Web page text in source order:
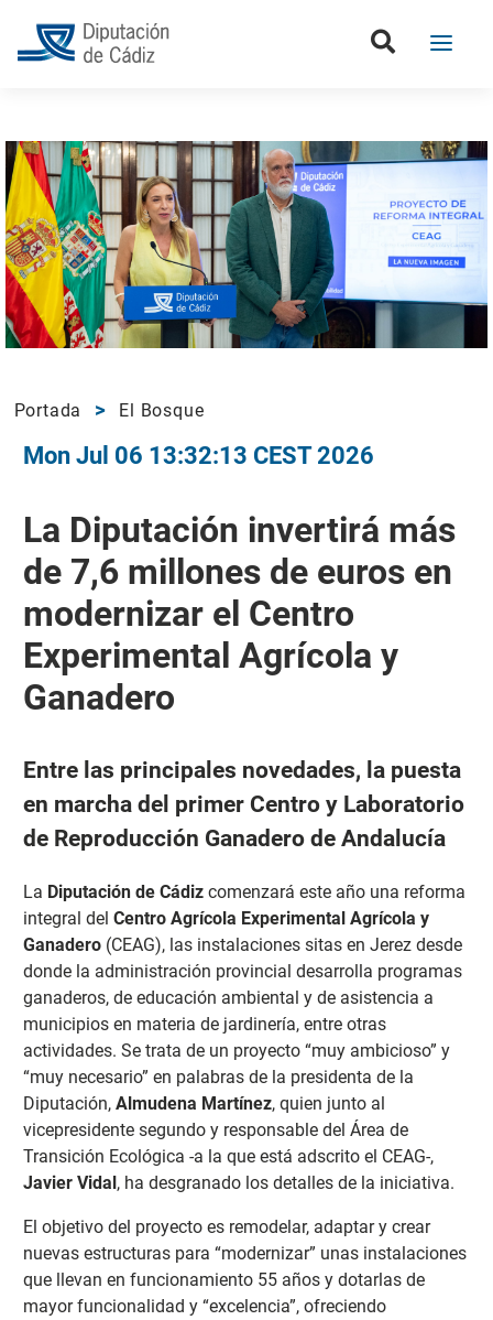
Portada El Bosque
Mon Jul 06 13:32:13 CEST 2026
La Diputación invertirá más
de 7,6 millones de euros en
modernizar el Centro
Experimental Agrícola y
Ganadero
Entre las principales novedades, la puesta
en marcha del primer Centro y Laboratorio
de Reproducción Ganadero de Andalucía
La Diputación de Cádizcomenzará este año una reforma
integral del Centro Agrícola Experimental Agrícola y
Ganadero(CEAG), las instalaciones sitas en Jerez desde
donde la administración provincial desarrolla programas
ganaderos, de educación ambiental y de asistencia a
municipios en materia de jardinería, entre otras
actividades. Se trata de un proyecto “muy ambicioso” y
“muy necesario” en palabras de la presidenta de la
Diputación, Almudena Martínez, quien junto al
vicepresidente segundo y responsable del Área de
Transición Ecológica -a la que está adscrito el CEAG-,
Javier Vidal, ha desgranado los detalles de la iniciativa.
El objetivo del proyecto es remodelar, adaptar y crear
nuevas estructuras para “modernizar” unas instalaciones
que llevan en funcionamiento 55 años y dotarlas de
mayor funcionalidad y “excelencia”, ofreciendo